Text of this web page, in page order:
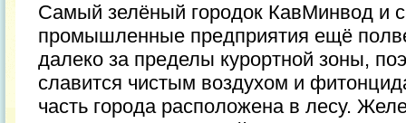
Самый зелёный городок КавМинвод и
промышленные предприятия ещё
далеко за пределы курортной зоны,
славится чистым воздухом и
часть города расположена в лесу.